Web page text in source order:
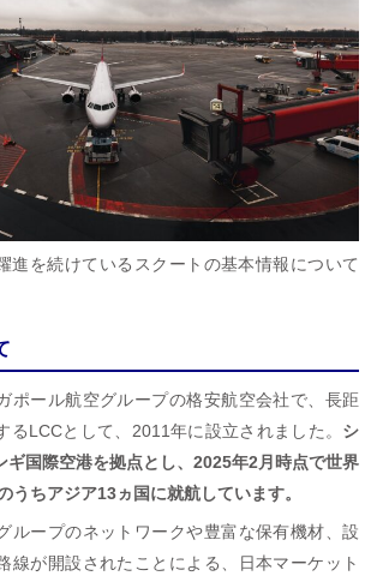
進を続けているスクートの基本情報について
ポール航空グループの格安航空会社で、長距
るLCCとして、2011年に設立されました。 シ
ギ国際空港を拠点とし、2025年2月時点で世界
うちアジア13ヵ国に就航しています。
ループのネットワークや豊富な保有機材、設
線が開設されたことによる、日本マーケット